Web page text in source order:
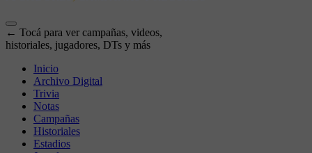
← Tocá para ver campañas, videos,
historiales, jugadores, DTs y más
Inicio
Archivo Digital
Trivia
Notas
Campañas
Historiales
Estadios